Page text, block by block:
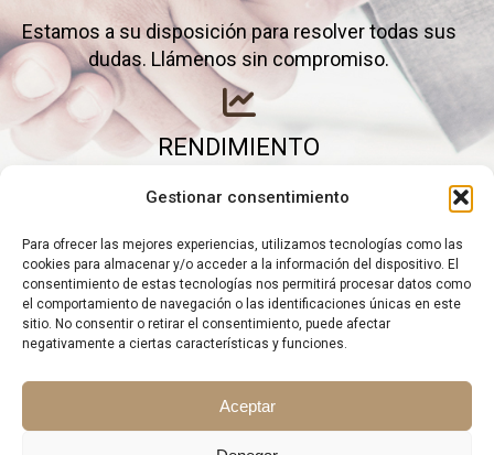
Gestionar consentimiento
Para ofrecer las mejores experiencias, utilizamos tecnologías como las
cookies para almacenar y/o acceder a la información del dispositivo. El
consentimiento de estas tecnologías nos permitirá procesar datos como
el comportamiento de navegación o las identificaciones únicas en este
sitio. No consentir o retirar el consentimiento, puede afectar
negativamente a ciertas características y funciones.
Aceptar
Estamos a su disposición para resolver todas sus
dudas. Llámenos sin compromiso.
RENDIMIENTO
Elimine gastos inútiles y saque el máximo partido a